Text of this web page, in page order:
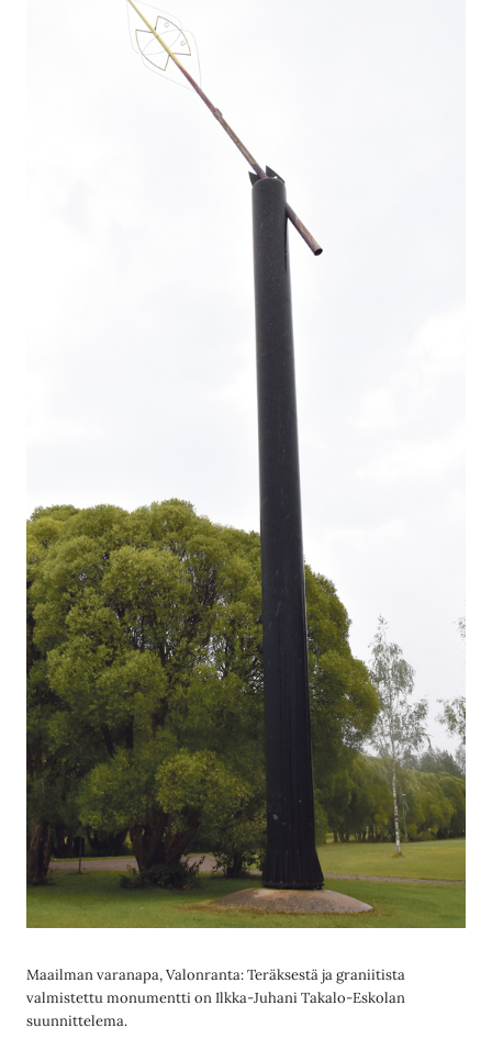
Maailman varanapa, Valonranta: Teräksestä ja graniitista
valmistettu monumentti on Ilkka-Juhani Takalo-Eskolan
suunnittelema.